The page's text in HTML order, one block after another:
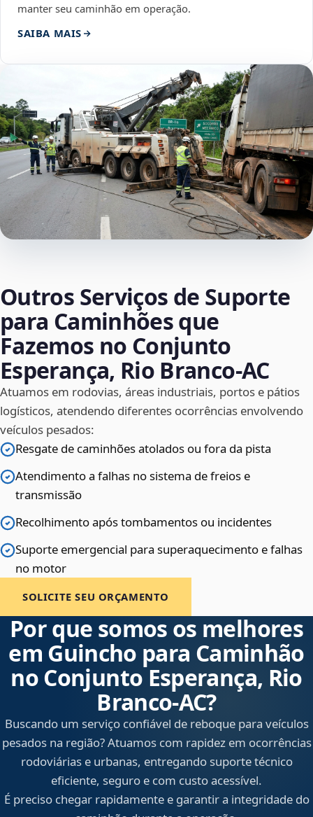
manter seu caminhão em operação.
SAIBA MAIS
Outros Serviços de Suporte
para Caminhões que
Fazemos no Conjunto
Esperança, Rio Branco‑AC
Atuamos em rodovias, áreas industriais, portos e pátios
logísticos, atendendo diferentes ocorrências envolvendo
veículos pesados:
Resgate de caminhões atolados ou fora da pista
Atendimento a falhas no sistema de freios e
transmissão
Recolhimento após tombamentos ou incidentes
Suporte emergencial para superaquecimento e falhas
no motor
SOLICITE SEU ORÇAMENTO
Por que somos os melhores
em Guincho para Caminhão
no Conjunto Esperança, Rio
Branco‑AC?
Buscando um serviço confiável de reboque para veículos
pesados na região? Atuamos com rapidez em ocorrências
rodoviárias e urbanas, entregando suporte técnico
eficiente, seguro e com custo acessível.
É preciso chegar rapidamente e garantir a integridade do